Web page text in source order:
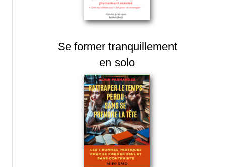
Se former tranquillement
en solo